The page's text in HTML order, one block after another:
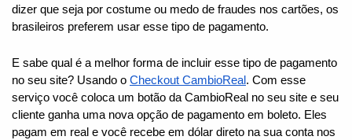
dizer que seja por costume ou medo de fraudes nos cartões, os
brasileiros preferem usar esse tipo de pagamento.
E sabe qual é a melhor forma de incluir esse tipo de pagamento
no seu site? Usando o Checkout CambioReal. Com esse
serviço você coloca um botão da CambioReal no seu site e seu
cliente ganha uma nova opção de pagamento em boleto. Eles
pagam em real e você recebe em dólar direto na sua conta nos